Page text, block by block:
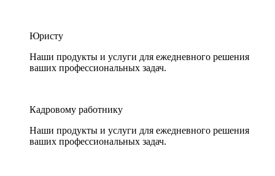
Юристу
Наши продукты и услуги для ежедневного решения
ваших профессиональных задач.
Кадровому работнику
Наши продукты и услуги для ежедневного решения
ваших профессиональных задач.